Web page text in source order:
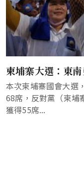
柬埔寨大選：東
本次柬埔寨國會大選
68席，反對黨（柬埔
獲得55席...